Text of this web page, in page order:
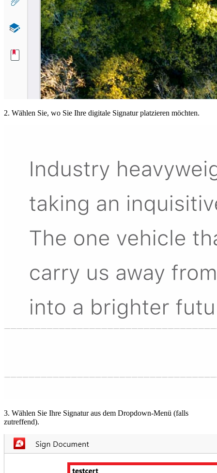
2. Wählen Sie, wo Sie Ihre digitale Signatur platzieren möchten.
3. Wählen Sie Ihre Signatur aus dem Dropdown-Menü (falls
zutreffend).